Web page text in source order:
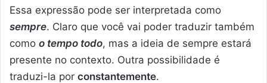
Essa expressão pode ser interpretada como
sempre. Claro que você vai poder traduzir também
como o tempo todo, mas a ideia de sempre estará
presente no contexto. Outra possibilidade é
traduzi-la por constantemente.